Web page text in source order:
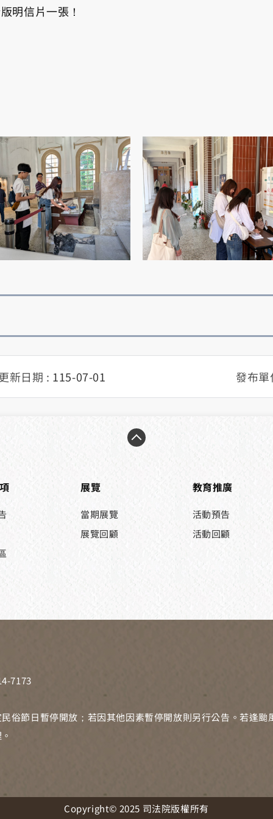
明信片一張！
新日期 : 115-07-01 發布
展覽
當期展覽
展覽回顧
教育推廣
活動預告
活動回顧
7173
俗節日暫停開放；若因其他因素暫停開放則另行公告。若逢
Copyright© 2025 司法院版權所有